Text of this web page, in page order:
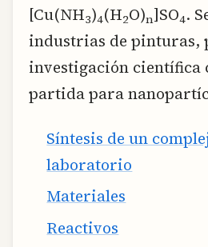
[Cu(NH3)4(H2O)n]SO4.
industrias de pinturas,
investigación científica
partida para
Síntesis de un
laboratorio
Materiales
Reactivos